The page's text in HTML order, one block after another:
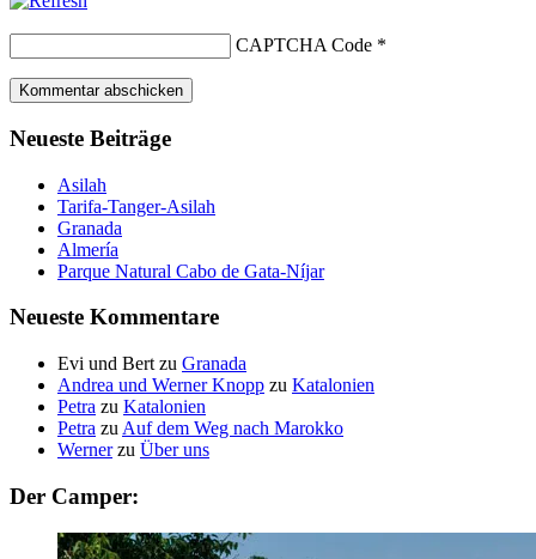
CAPTCHA Code *
Neueste Beiträge
Asilah
Tarifa-Tanger-Asilah
Granada
Almería
Parque Natural Cabo de Gata-Níjar
Neueste Kommentare
Evi und Bert zu Granada
Andrea und Werner Knopp zu Katalonien
Petra zu Katalonien
Petra zu Auf dem Weg nach Marokko
Wernerzu Über uns
Der Camper: